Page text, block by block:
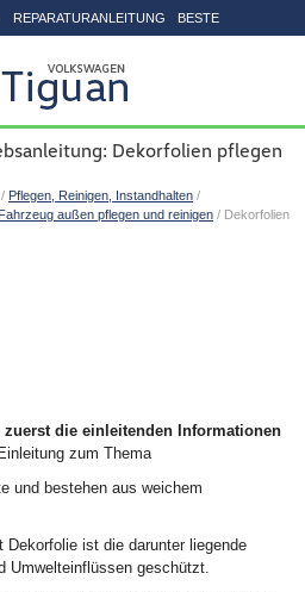
REPARATURANLEITUNG BESTE
Dekorfolien pflegen
/ Pflegen, Reinigen, Instandhalten /
außen pflegen und reinigen / Dekorfolien
zuerst die einleitenden Informationen
Einleitung zum Thema
und bestehen aus weichem
Dekorfolie ist die darunter liegende
Umwelteinflüssen geschützt.